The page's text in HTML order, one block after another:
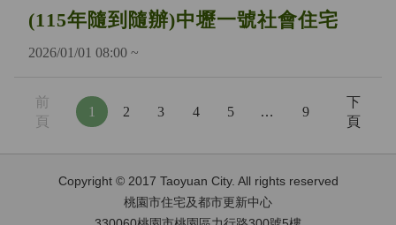
(115年隨到隨辦)中壢一號社會住宅
2026/01/01 08:00 ~
前
頁
1 2 3 4 5 … 9
下
頁
Copyright © 2017 Taoyuan City. All rights reserved
桃園市住宅及都市更新中心